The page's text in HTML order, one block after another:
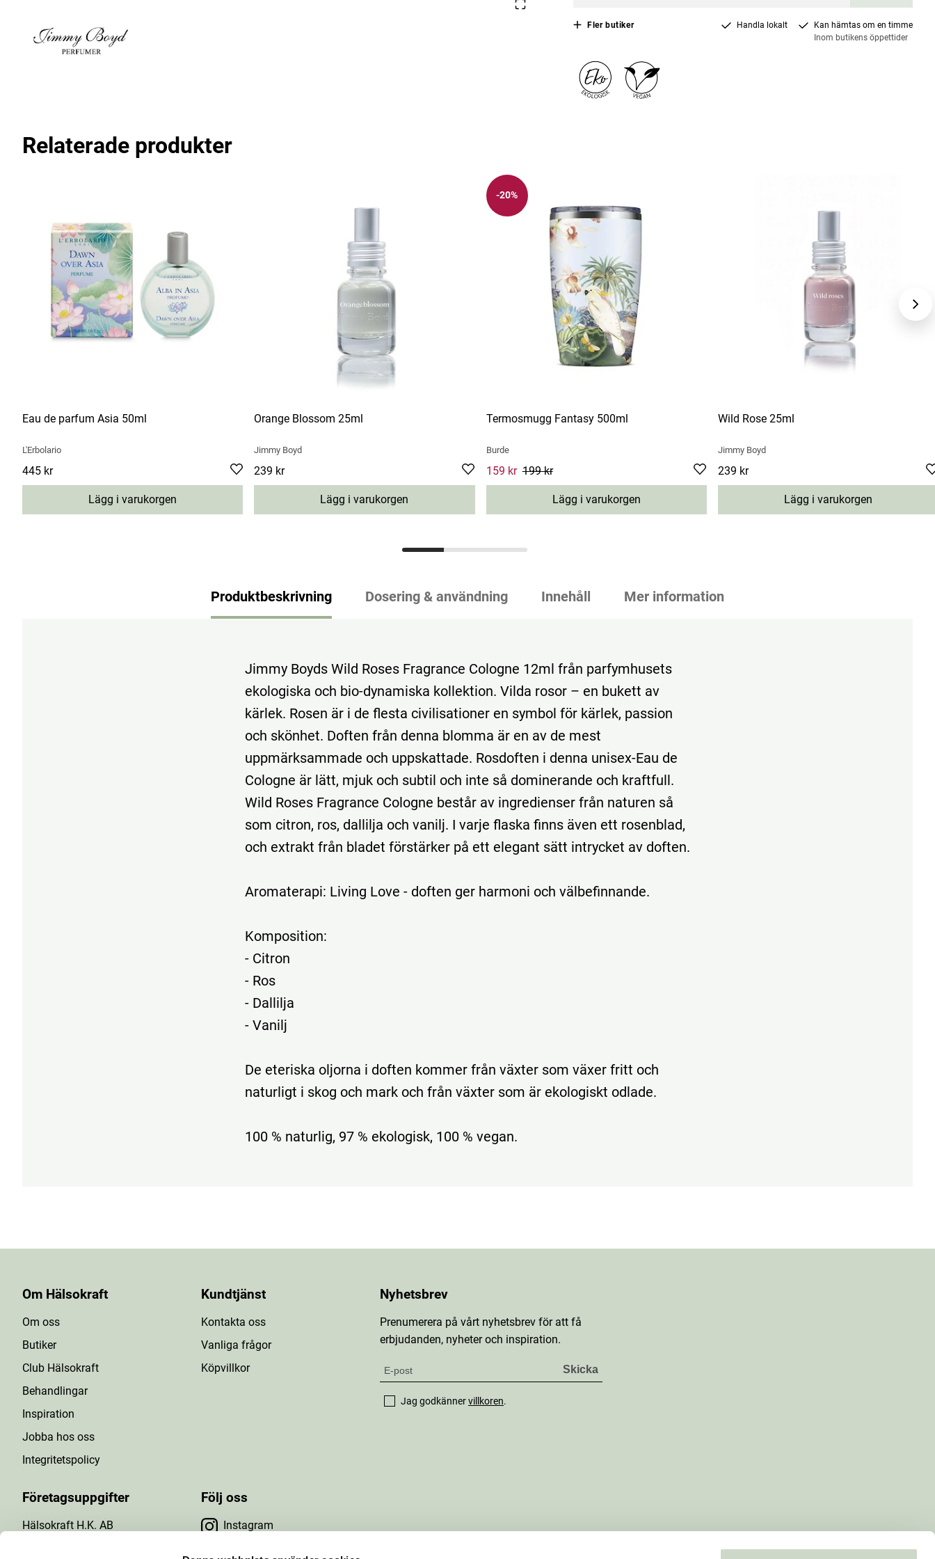
Fler butiker Handla lokalt
Kan hämtas om en timme
Inom butikens öppettider
Relaterade produkter
Eau de parfum Asia 50ml
L'Erbolario
Pris :445 kr
445 kr
Lägg i varukorgen
Orange Blossom 25ml
Jimmy Boyd
Pris :239 kr
239 kr
Lägg i varukorgen
-20%
Termosmugg Fantasy 500ml
Burde
Current price:159 kr
159 kr 199 kr
Lägg i varukorgen
Wild Rose 25ml
Jimmy Boyd
Pris :239 kr
239 kr
Lägg i varukorgen
Produktbeskrivning Dosering & användning Innehåll Mer information
Jimmy Boyds Wild Roses Fragrance Cologne 12ml från parfymhusets
ekologiska och bio-dynamiska kollektion. Vilda rosor – en bukett av
kärlek. Rosen är i de flesta civilisationer en symbol för kärlek, passion
och skönhet. Doften från denna blomma är en av de mest
uppmärksammade och uppskattade. Rosdoften i denna unisex-Eau de
Cologne är lätt, mjuk och subtil och inte så dominerande och kraftfull.
Wild Roses Fragrance Cologne består av ingredienser från naturen så
som citron, ros, dallilja och vanilj. I varje flaska finns även ett rosenblad,
och extrakt från bladet förstärker på ett elegant sätt intrycket av doften.
Aromaterapi: Living Love - doften ger harmoni och välbefinnande.
Komposition:
- Citron
- Ros
- Dallilja
- Vanilj
De eteriska oljorna i doften kommer från växter som växer fritt och
naturligt i skog och mark och från växter som är ekologiskt odlade.
100 % naturlig, 97 % ekologisk, 100 % vegan.
Om Hälsokraft
Om oss
Butiker
Club Hälsokraft
Behandlingar
Inspiration
Jobba hos oss
Integritetspolicy
Kundtjänst
Kontakta oss
Vanliga frågor
Köpvillkor
Företagsuppgifter
Hälsokraft H.K. AB
Följ oss
Instagram
Facebook
Nyhetsbrev
Prenumerera på vårt nyhetsbrev för att få
erbjudanden, nyheter och inspiration.
Jag godkännervillkoren.